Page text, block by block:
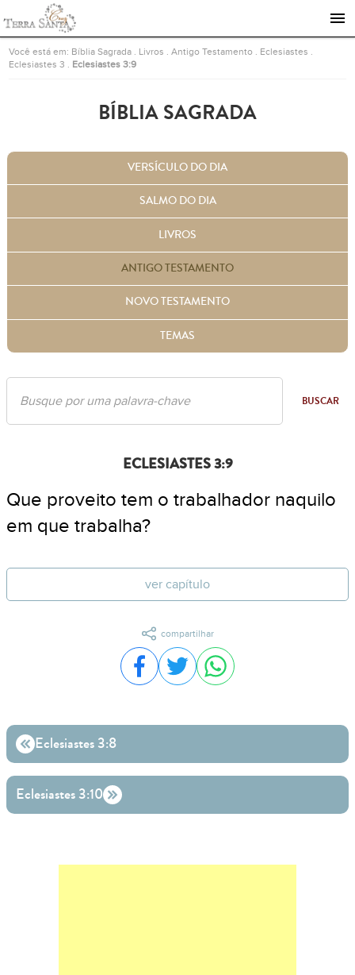
Ir para a página inicial
Você está em: Bíblia Sagrada Livros .Antigo Testamento Eclesiastes
Eclesiastes 3
Eclesiastes 3:9
BÍBLIA SAGRADA
VERSÍCULO DO DIA
SALMO DO DIA
LIVROS
ANTIGO TESTAMENTO
NOVO TESTAMENTO
TEMAS
BUSCAR
ECLESIASTES 3:9
Que proveito tem o trabalhador naquilo
em que trabalha?
ver capítulo
compartilhar
Compartilhar no Facebook
Compartilhar no Twitter
Compartilhar no
Eclesiastes 3:8
Eclesiastes 3:10